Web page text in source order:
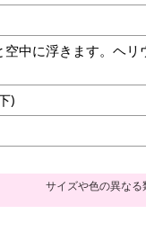
中に浮きます。ヘ
)
サイズや色の異な